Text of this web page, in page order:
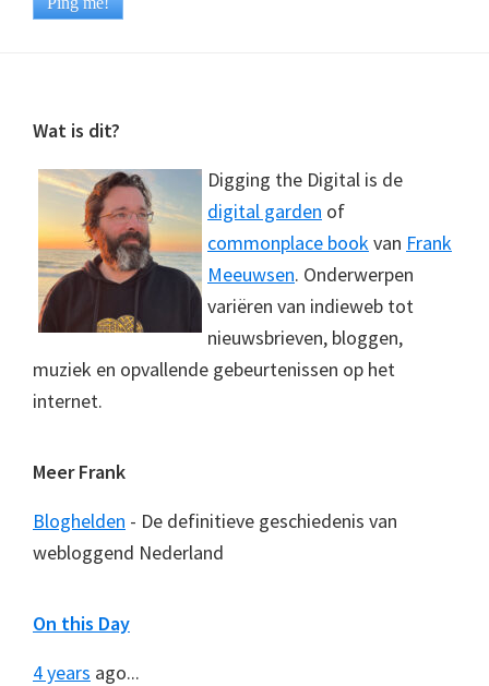
Footer
Wat is dit?
Digging the Digital is de
digital garden of
commonplace bookvan Frank
Meeuwsen. Onderwerpen
variëren van indieweb tot
nieuwsbrieven, bloggen,
muziek en opvallende gebeurtenissen op het
internet.
Meer Frank
Bloghelden - De definitieve geschiedenis van
webloggend Nederland
On this Day
4 years ago...